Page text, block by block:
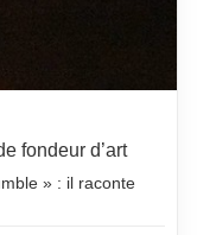
fondeur d’art
» : il raconte